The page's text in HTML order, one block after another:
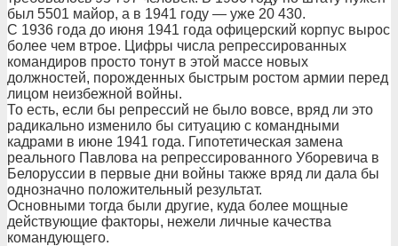
был 5501 майор, а в 1941 году — уже 20 430.
С 1936 года до июня 1941 года офицерский корпус вырос
более чем втрое. Цифры числа репрессированных
командиров просто тонут в этой массе новых
должностей, порожденных быстрым ростом армии перед
лицом неизбежной войны.
То есть, если бы репрессий не было вовсе, вряд ли это
радикально изменило бы ситуацию с командными
кадрами в июне 1941 года. Гипотетическая замена
реального Павлова на репрессированного Уборевича в
Белоруссии в первые дни войны также вряд ли дала бы
однозначно положительный результат.
Основными тогда были другие, куда более мощные
действующие факторы, нежели личные качества
командующего.